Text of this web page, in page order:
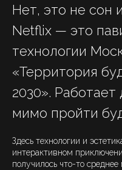
Нет, это не сон
Netflix — это
технологии
«Территория
2030». Работает
мимо пройти
Здесь технологии и
интерактивном
получилось что-то